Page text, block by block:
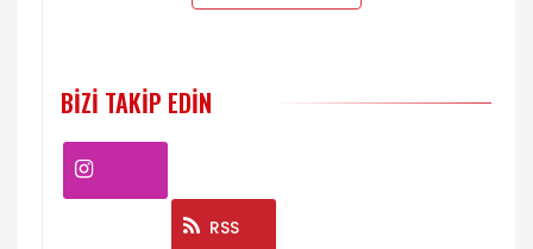
BIZI TAKIP EDIN
RSS